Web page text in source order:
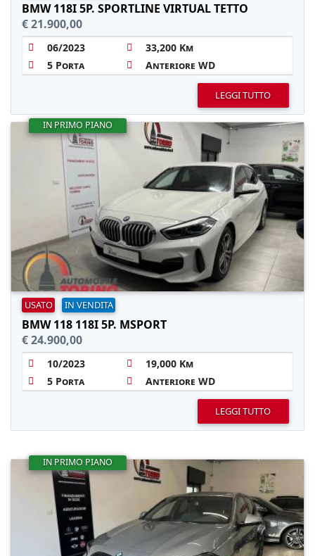
BMW 118I 5P. SPORTLINE VIRTUAL TETTO
€ 21.900,00
06/2023
33,200 Km
5 Porta
Anteriore WD
LEGGI TUTTO
IN PRIMO PIANO
USATO IN VENDITA
BMW 118 118I 5P. MSPORT
€ 24.900,00
10/2023
19,000 Km
5 Porta
Anteriore WD
LEGGI TUTTO
IN PRIMO PIANO